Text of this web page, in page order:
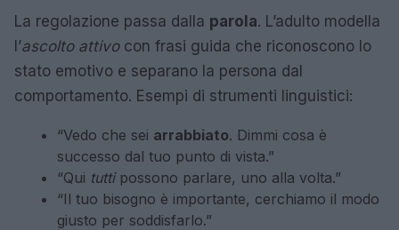
La regolazione passa dalla parola. L’adulto modella
l’ascolto attivocon frasi guida che riconoscono lo
stato emotivo e separano la persona dal
comportamento. Esempi di strumenti linguistici:
“Vedo che sei arrabbiato. Dimmi cosa è
successo dal tuo punto di vista.”
“Qui tuttipossono parlare, uno alla volta.”
“Il tuo bisogno è importante, cerchiamo il modo
giusto per soddisfarlo.”